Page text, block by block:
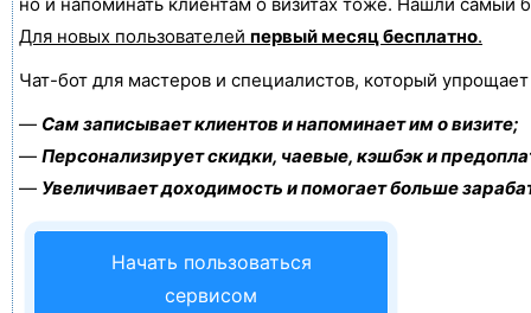
Для новых пользователей первый месяц бесплатно.
Чат-бот для мастеров и специалистов, который
— Сам записывает клиентов и напоминает им о визите;
— Персонализирует скидки, чаевые, кэшбэк и
— Увеличивает доходимость и помогает больше
Начать пользоваться
сервисом